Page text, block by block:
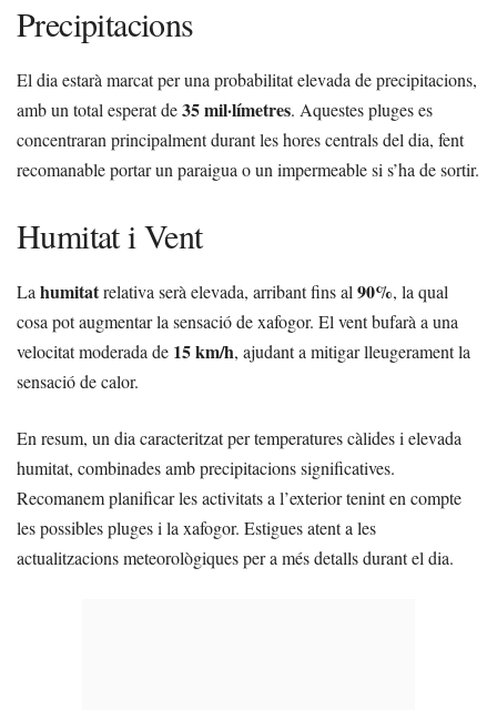
Precipitacions
El dia estarà marcat per una probabilitat elevada de precipitacions,
amb un total esperat de35 mil·límetres. Aquestes pluges es
concentraran principalment durant les hores centrals del dia, fent
recomanable portar un paraigua o un impermeable si s’ha de sortir.
Humitat i Vent
Lahumitatrelativa serà elevada, arribant fins al90%, la qual
cosa pot augmentar la sensació de xafogor. El vent bufarà a una
velocitat moderada de 15 km/h, ajudant a mitigar lleugerament la
sensació de calor.
En resum, un dia caracteritzat per temperatures càlides i elevada
humitat, combinades amb precipitacions significatives.
Recomanem planificar les activitats a l’exterior tenint en compte
les possibles pluges i la xafogor. Estigues atent a les
actualitzacions meteorològiques per a més detalls durant el dia.